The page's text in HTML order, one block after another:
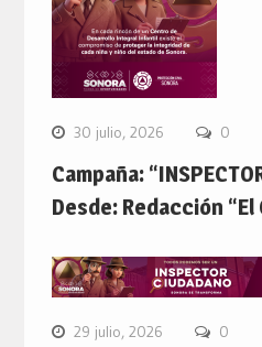
30 julio, 2026 0
Campaña:
Desde: Redacción
29 julio, 2026 0